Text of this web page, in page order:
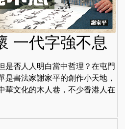
一代字強不息
是否人人明白當中哲理？在屯門
是書法家謝家平的創作小天地，
華文化的木人巷，不少香港人在